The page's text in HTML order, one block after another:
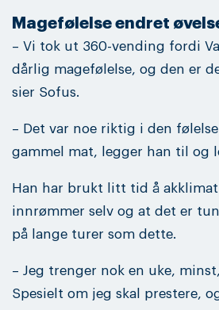
Magefølelse endret
– Vi tok ut 360-vending fordi
dårlig magefølelse, og den er
sier Sofus.
– Det var noe riktig i den
gammel mat, legger han til og
Han har brukt litt tid å
innrømmer selv og at det er
på lange turer som dette.
– Jeg trenger nok en uke,
Spesielt om jeg skal prestere,